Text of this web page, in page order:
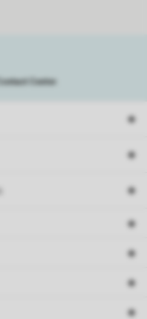
Contact Center